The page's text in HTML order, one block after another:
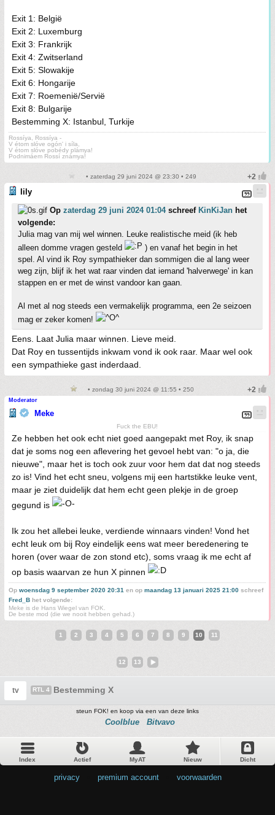
Exit 1: België
Exit 2: Luxemburg
Exit 3: Frankrijk
Exit 4: Zwitserland
Exit 5: Slowakije
Exit 6: Hongarije
Exit 7: Roemenië/Servië
Exit 8: Bulgarije
Bestemming X: Istanbul, Turkije
Rossíya, Rossíya -
V étom slóve ogón' i síla,
V étom slóve pobédy plámya!
Podnimáem Rossí známya!
• zaterdag 29 juni 2024 @ 23:30 • 249
lily
Op zaterdag 29 juni 2024 01:04schreef KinKiJan het
volgende:
Julia mag van mij wel winnen. Leuke realistische meid (ik heb
alleen domme vragen gesteld
) en vanaf het begin in het
spel. Al vind ik Roy sympathieker dan sommigen die al lang weer
weg zijn, blijf ik het wat raar vinden dat iemand 'halverwege' in kan
stappen en er met de winst vandoor kan gaan.
Al met al nog steeds een vermakelijk programma, een 2e seizoen
mag er zeker komen!
Eens. Laat Julia maar winnen. Lieve meid.
Dat Roy en tussentijds inkwam vond ik ook raar. Maar wel ook
een sympathieke gast inderdaad.
• zondag 30 juni 2024 @ 11:55 • 250
Moderator
Meke
Fuck the EBU!
Ze hebben het ook echt niet goed aangepakt met Roy, ik snap
dat je soms nog een aflevering het gevoel hebt van: "o ja, die
nieuwe", maar het is toch ook zuur voor hem dat dat nog steeds
zo is! Vind het echt sneu, volgens mij een hartstikke leuke vent,
maar je ziet duidelijk dat hem echt geen plekje in de groep
gegund is
Ik zou het allebei leuke, verdiende winnaars vinden! Vond het
echt leuk om bij Roy eindelijk eens wat meer beredenering te
horen (over waar de zon stond etc), soms vraag ik me echt af
op basis waarvan ze hun X pinnen
Op woensdag 9 september 2020 20:31 en op maandag 13 januari 2025 21:00 schreef
Fred_B het volgende:
Meke is de Hans Wiegel van FOK.
De beste mod (die we nooit hebben gehad.)
1 2 3 4 5 6 7 8 9 10 11
12 13
tv RTL 4 Bestemming X
steun FOK! en koop via een van deze links
Coolblue Bitvavo
Index Actief MyAT Nieuw Dicht
privacy premium account voorwaarden